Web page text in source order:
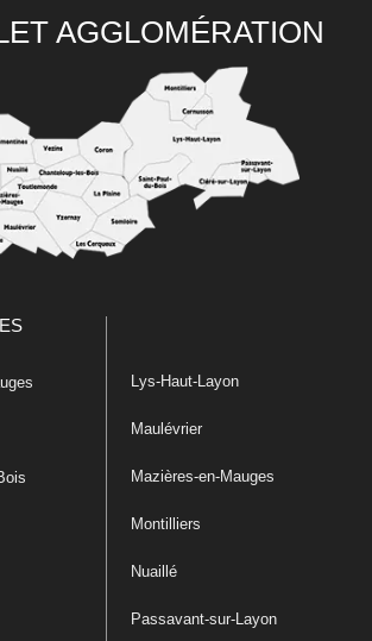
AGGLOMÉRATION
Lys-Haut-Layon
Maulévrier
Mazières-en-Mauges
Montilliers
Nuaillé
Passavant-sur-Layon